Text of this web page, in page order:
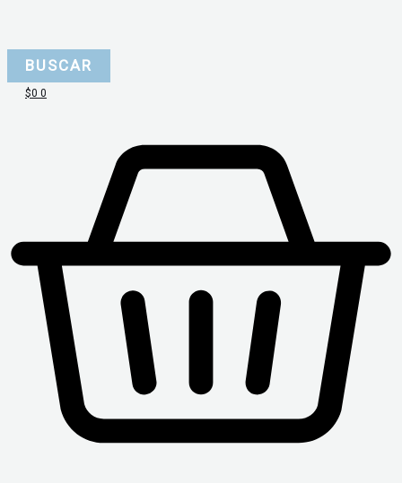
BUSCAR
$0 0